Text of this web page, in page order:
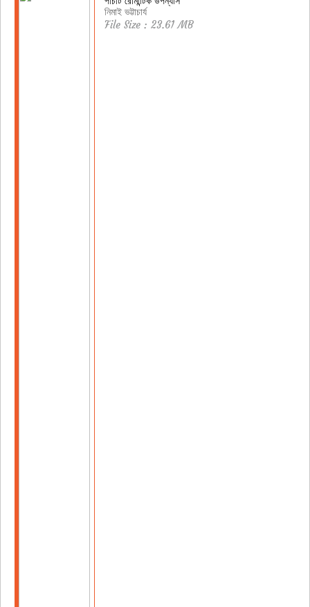
নিমাই ভট্টাচার্য
File Size : 23.61 MB